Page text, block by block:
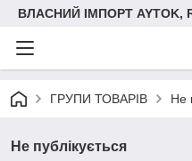
ВЛАСНИЙ ІМПОРТ AYTOK,
ГРУПИ ТОВАРІВ Не
Не публікується